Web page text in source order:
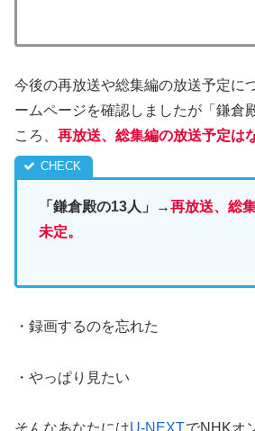
今後の再放送や総集編の放送予定に
ームページを確認しましたが「鎌倉
ころ、 再放送、総集編の放送予定は
「鎌倉殿の13人」→再放送、総
未定。
・録画するのを忘れた
・やっぱり見たい